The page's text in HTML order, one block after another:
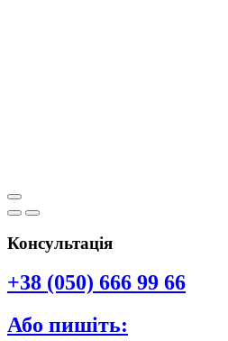
Консультація
+38 (050) 666 99 66
Або пишіть: